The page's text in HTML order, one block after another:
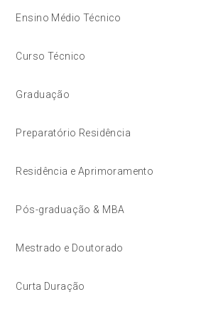
Ensino Médio Técnico
Curso Técnico
Graduação
Preparatório Residência
Residência e Aprimoramento
Pós-graduação & MBA
Mestrado e Doutorado
Curta Duração